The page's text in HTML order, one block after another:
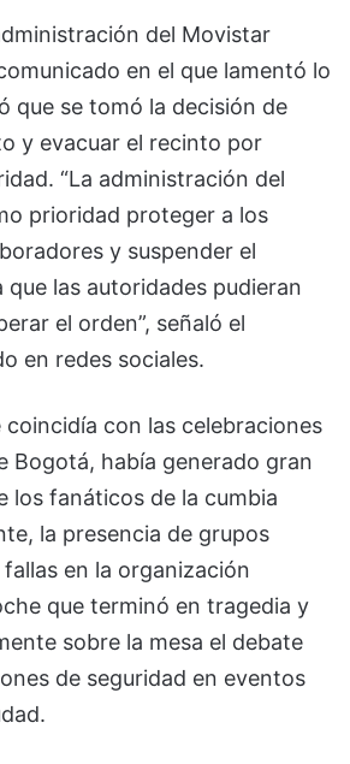
del Movistar
en el que lamentó lo
que se tomó la decisión de
y evacuar el recinto por
“La administración del
prioridad proteger a los
y suspender el
que las autoridades pudieran
el orden”, señaló el
en redes sociales.
con las celebraciones
Bogotá, había generado gran
los fanáticos de la cumbia
la presencia de grupos
en la organización
que terminó en tragedia y
sobre la mesa el debate
de seguridad en eventos